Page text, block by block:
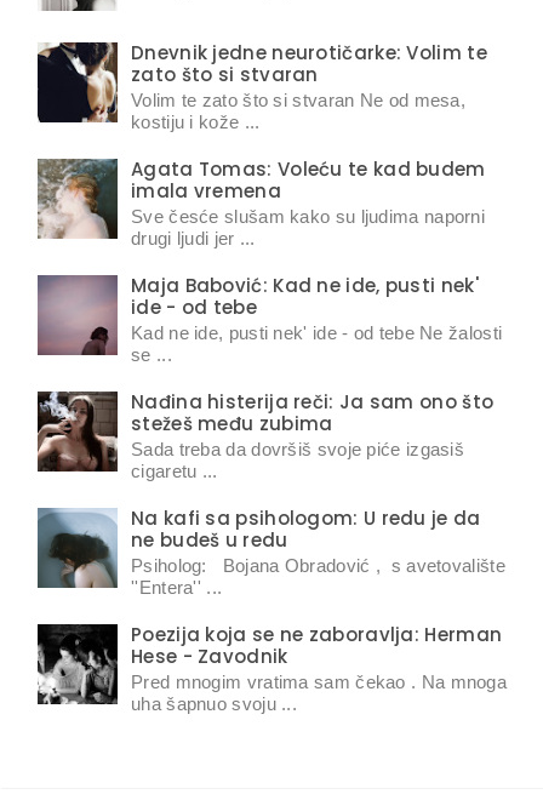
Dnevnik jedne neurotičarke: Volim te
zato što si stvaran
Volim te zato što si stvaran Ne od mesa,
kostiju i kože ...
Agata Tomas: Voleću te kad budem
imala vremena
Sve česće slušam kako su ljudima naporni
drugi ljudi jer ...
Maja Babović: Kad ne ide, pusti nek'
ide - od tebe
Kad ne ide, pusti nek' ide - od tebe Ne žalosti
se ...
Nađina histerija reči: Ja sam ono što
stežeš među zubima
Sada treba da dovršiš svoje piće izgasiš
cigaretu ...
Na kafi sa psihologom: U redu je da
ne budeš u redu
Psiholog: Bojana Obradović , s avetovalište
''Entera'' ...
Poezija koja se ne zaboravlja: Herman
Hese - Zavodnik
Pred mnogim vratima sam čekao . Na mnoga
uha šapnuo svoju ...